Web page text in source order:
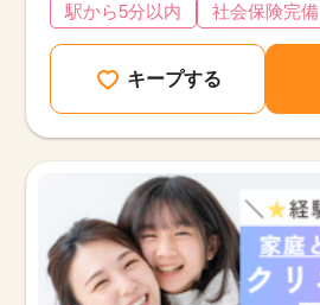
駅から5分以内
社会保険完備
キープする